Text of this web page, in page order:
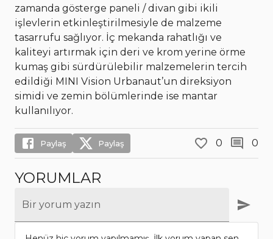
zamanda gösterge paneli / divan gibi ikili
işlevlerin etkinleştirilmesiyle de malzeme
tasarrufu sağlıyor. İç mekanda rahatlığı ve
kaliteyi artırmak için deri ve krom yerine örme
kumaş gibi sürdürülebilir malzemelerin tercih
edildiği MINI Vision Urbanaut’un direksiyon
simidi ve zemin bölümlerinde ise mantar
kullanılıyor.
Paylaş Paylaş 0 0
YORUMLAR
Bir yorum yazın